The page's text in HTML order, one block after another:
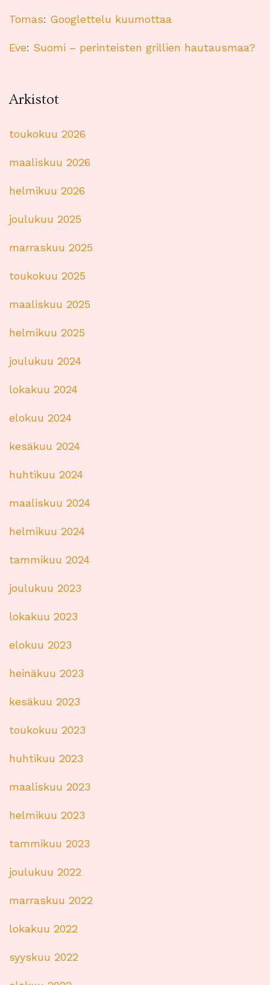
Tomas: Googlettelu kuumottaa
Eve: Suomi – perinteisten grillien hautausmaa?
Arkistot
toukokuu 2026
maaliskuu 2026
helmikuu 2026
joulukuu 2025
marraskuu 2025
toukokuu 2025
maaliskuu 2025
helmikuu 2025
joulukuu 2024
lokakuu 2024
elokuu 2024
kesäkuu 2024
huhtikuu 2024
maaliskuu 2024
helmikuu 2024
tammikuu 2024
joulukuu 2023
lokakuu 2023
elokuu 2023
heinäkuu 2023
kesäkuu 2023
toukokuu 2023
huhtikuu 2023
maaliskuu 2023
helmikuu 2023
tammikuu 2023
joulukuu 2022
marraskuu 2022
lokakuu 2022
syyskuu 2022